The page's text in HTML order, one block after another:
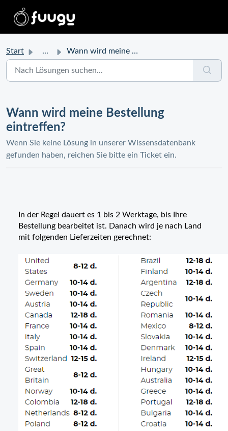
Start ... Wann wird meine Bestellung eintreffen?
Wann wird meine Bestellung
eintreffen?
Wenn Sie keine Lösung in unserer Wissensdatenbank
gefunden haben, reichen Sie bitte ein Ticket ein.
In der Regel dauert es 1 bis 2 Werktage, bis Ihre
Bestellung bearbeitet ist. Danach wird je nach Land
mit folgenden Lieferzeiten gerechnet: